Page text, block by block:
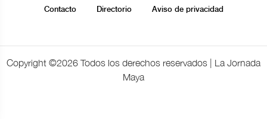
Contacto Directorio Aviso de privacidad
Copyright ©2026 Todos los derechos reservados | La Jornada
Maya